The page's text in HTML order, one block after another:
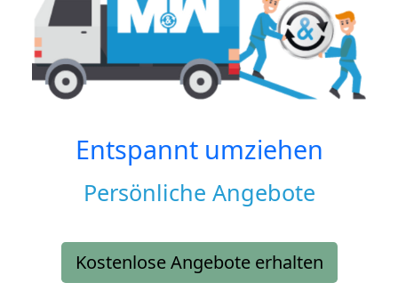
Entspannt umziehen
Persönliche Angebote
Kostenlose Angebote erhalten